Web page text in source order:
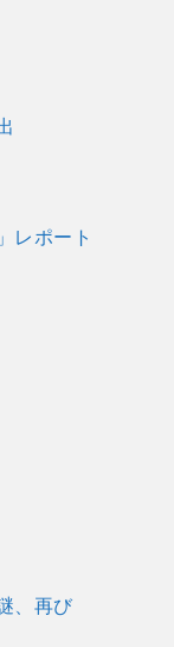
レポート
、再び